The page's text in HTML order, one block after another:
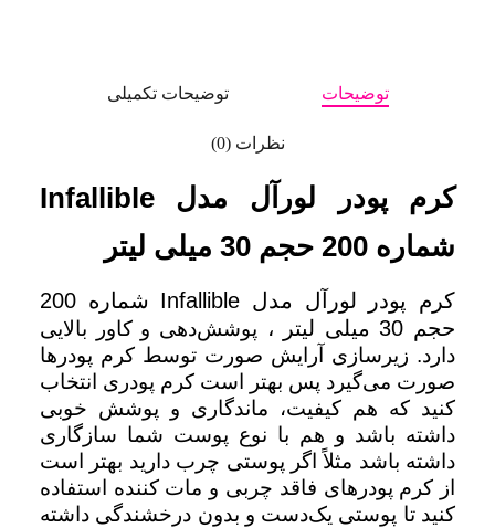
توضیحات توضیحات تکمیلی
نظرات (0)
کرم پودر لورآل مدل Infallible
شماره 200 حجم 30 میلی لیتر
کرم پودر لورآل مدل Infallible شماره 200
حجم 30 میلی لیتر
، پوشش‌دهی و کاور بالایی
دارد. زیرسازی آرایش صورت توسط کرم پودرها
صورت می‌گیرد پس بهتر است کرم پودری انتخاب
کنید که هم کیفیت، ماندگاری و پوشش خوبی
داشته باشد و هم با نوع پوست شما سازگاری
داشته باشد مثلاً اگر پوستی چرب دارید بهتر است
از کرم پودرهای فاقد چربی و مات کننده استفاده
کنید تا پوستی یک‌دست و بدون درخشندگی داشته